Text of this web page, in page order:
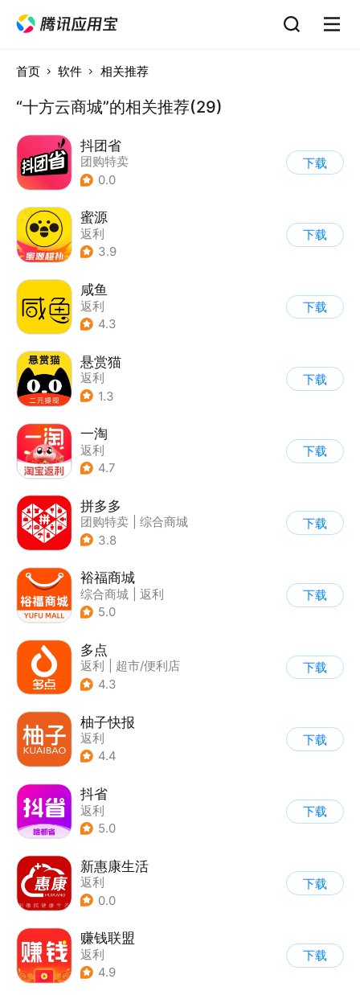
首页 软件 相关推荐
“十方云商城”的相关推荐(29)
抖团省
团购特卖
0.0
下载
蜜源
返利
3.9
下载
咸鱼
返利
4.3
下载
悬赏猫
返利
1.3
下载
一淘
返利
4.7
下载
拼多多
团购特卖
综合商城
3.8
下载
裕福商城
综合商城
返利
5.0
下载
多点
返利
超市/便利店
| 生鲜/买菜
4.3
下载
柚子快报
返利
4.4
下载
抖省
返利
5.0
下载
新惠康生活
返利
0.0
下载
赚钱联盟
返利
4.9
下载